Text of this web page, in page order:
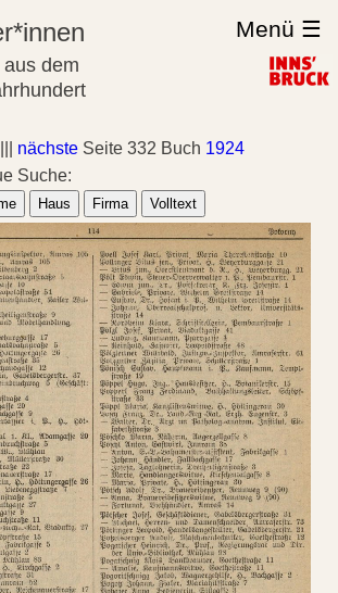
dem
Menü ☰
nächste Seite 332 Buch 1924
Suche:
Haus Firma Volltext